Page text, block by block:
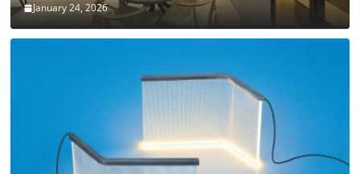
January 24, 2026